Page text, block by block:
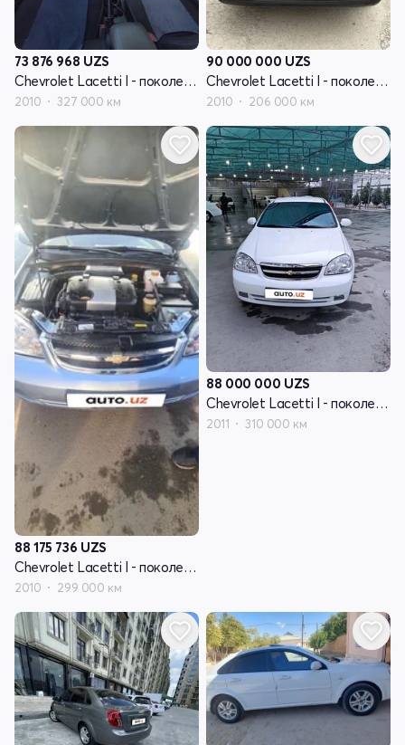
73 876 968 UZS
Chevrolet Lacetti I - поколение
2010 327 000 км
90 000 000 UZS
Chevrolet Lacetti I - поколение
2010 206 000 км
88 175 736 UZS
Chevrolet Lacetti I - поколение
2010 299 000 км
88 000 000 UZS
Chevrolet Lacetti I - поколение
2011 310 000 км